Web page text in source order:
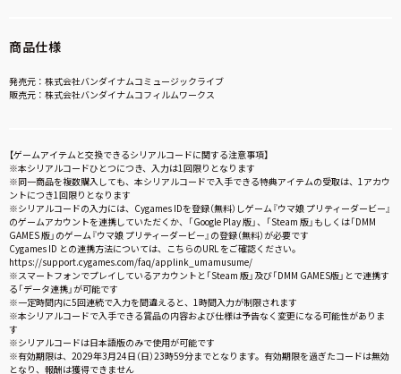
商品仕様
発売元：株式会社バンダイナムコミュージックライブ
販売元：株式会社バンダイナムコフィルムワークス
【ゲームアイテムと交換できるシリアルコードに関する注意事項】
※本シリアルコードひとつにつき、入力は1回限りとなります
※同一商品を複数購入しても、本シリアルコードで入手できる特典アイテムの受取は、1アカウ
ントにつき1回限りとなります
※シリアルコードの入力には、Cygames IDを登録（無料）しゲーム『ウマ娘 プリティーダービー』
のゲームアカウントを連携していただくか、「Google Play 版」、「Steam 版」もしくは「DMM
GAMES 版」のゲーム『ウマ娘 プリティーダービー』の登録（無料）が必要です
Cygames ID との連携方法については、こちらのURL をご確認ください。
https://support.cygames.com/faq/applink_umamusume/
※スマートフォンでプレイしているアカウントと「Steam 版」及び「DMM GAMES版」とで連携す
る「データ連携」が可能です
※一定時間内に5回連続で入力を間違えると、1時間入力が制限されます
※本シリアルコードで入手できる賞品の内容および仕様は予告なく変更になる可能性がありま
す
※シリアルコードは日本語版のみで使用が可能です
※有効期限は、2029年3月24日（日）23時59分までとなります。有効期限を過ぎたコードは無効
となり、報酬は獲得できません